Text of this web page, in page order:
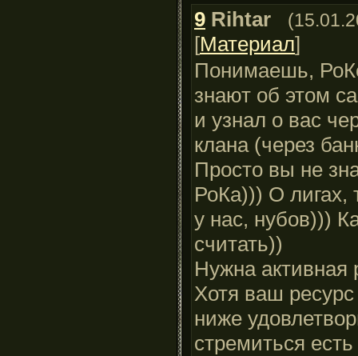
9 Rihtar
[Материал]
Понимаешь,
знают об этом
и узнал о вас
клана (через
Просто вы не
РоКа))) О лигах,
у нас, нубов)))
считать))
Нужна активная
Хотя ваш
ниже
стремиться